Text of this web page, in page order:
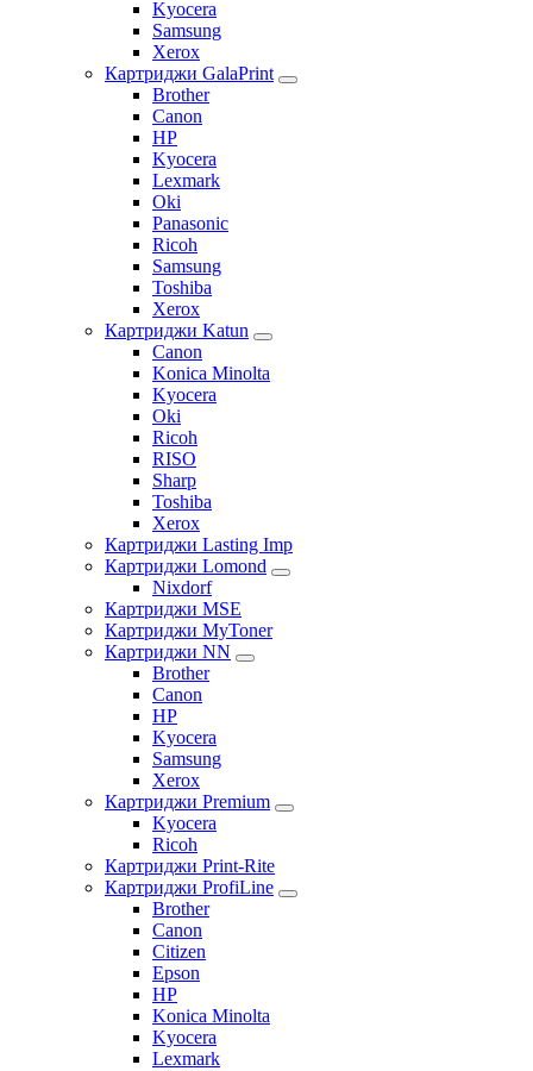
Kyocera
Samsung
Xerox
Картриджи GalaPrint
Brother
Canon
HP
Kyocera
Lexmark
Oki
Panasonic
Ricoh
Samsung
Toshiba
Xerox
Картриджи Katun
Canon
Konica Minolta
Kyocera
Oki
Ricoh
RISO
Sharp
Toshiba
Xerox
Картриджи Lasting Imp
Картриджи Lomond
Nixdorf
Картриджи MSE
Картриджи MyToner
Картриджи NN
Brother
Canon
HP
Kyocera
Samsung
Xerox
Картриджи Premium
Kyocera
Ricoh
Картриджи Print-Rite
Картриджи ProfiLine
Brother
Canon
Citizen
Epson
HP
Konica Minolta
Kyocera
Lexmark